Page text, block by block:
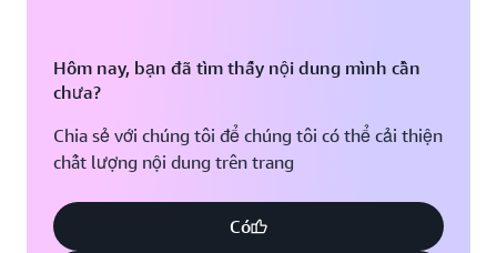
Hôm nay, bạn đã tìm thấy nội dung mình cần
chưa?
Chia sẻ với chúng tôi để chúng tôi có thể cải thiện
chất lượng nội dung trên trang
Có